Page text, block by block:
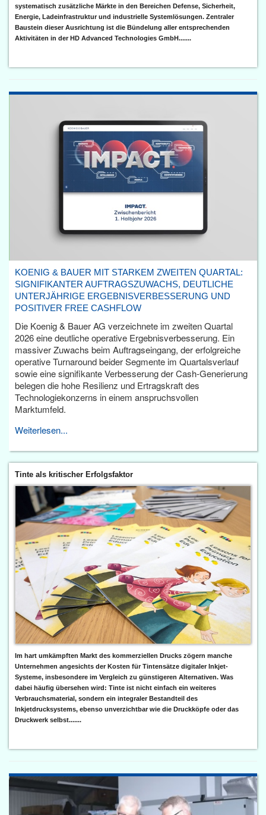
systematisch zusätzliche Märkte in den Bereichen Defense, Sicherheit,
Energie, Ladeinfrastruktur und industrielle Systemlösungen. Zentraler
Baustein dieser Ausrichtung ist die Bündelung aller entsprechenden
Aktivitäten in der HD Advanced Technologies GmbH.......
KOENIG & BAUER MIT STARKEM ZWEITEN QUARTAL:
SIGNIFIKANTER AUFTRAGSZUWACHS, DEUTLICHE
UNTERJÄHRIGE ERGEBNISVERBESSERUNG UND
POSITIVER FREE CASHFLOW
Die Koenig & Bauer AG verzeichnete im zweiten Quartal
2026 eine deutliche operative Ergebnisverbesserung. Ein
massiver Zuwachs beim Auftragseingang, der erfolgreiche
operative Turnaround beider Segmente im Quartalsverlauf
sowie eine signifikante Verbesserung der Cash-Generierung
belegen die hohe Resilienz und Ertragskraft des
Technologiekonzerns in einem anspruchsvollen
Marktumfeld.
Weiterlesen...
Tinte als kritischer Erfolgsfaktor
Im hart umkämpften Markt des kommerziellen Drucks zögern manche
Unternehmen angesichts der Kosten für Tintensätze digitaler Inkjet-
Systeme, insbesondere im Vergleich zu günstigeren Alternativen. Was
dabei häufig übersehen wird: Tinte ist nicht einfach ein weiteres
Verbrauchsmaterial, sondern ein integraler Bestandteil des
Inkjetdrucksystems, ebenso unverzichtbar wie die Druckköpfe oder das
Druckwerk selbst.......